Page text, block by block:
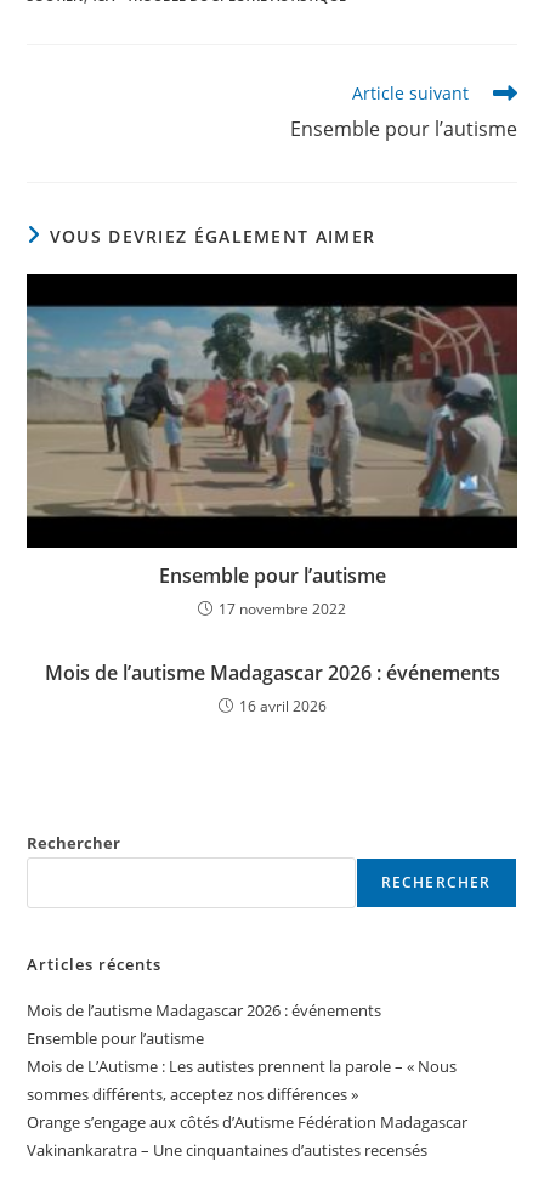
Article suivant
Ensemble pour l’autisme
VOUS DEVRIEZ ÉGALEMENT AIMER
Ensemble pour l’autisme
17 novembre 2022
Mois de l’autisme Madagascar 2026 : événements
16 avril 2026
Rechercher
RECHERCHER
Articles récents
Mois de l’autisme Madagascar 2026 : événements
Ensemble pour l’autisme
Mois de L’Autisme : Les autistes prennent la parole – « Nous
sommes différents, acceptez nos différences »
Orange s’engage aux côtés d’Autisme Fédération Madagascar
Vakinankaratra – Une cinquantaines d’autistes recensés